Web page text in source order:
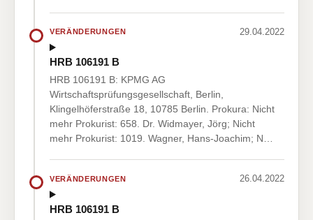
VERÄNDERUNGEN 29.04.2022
HRB 106191 B
HRB 106191 B: KPMG AG
Wirtschaftsprüfungsgesellschaft, Berlin,
Klingelhöferstraße 18, 10785 Berlin. Prokura: Nicht
mehr Prokurist: 658. Dr. Widmayer, Jörg; Nicht
mehr Prokurist: 1019. Wagner, Hans-Joachim; N…
VERÄNDERUNGEN 26.04.2022
HRB 106191 B